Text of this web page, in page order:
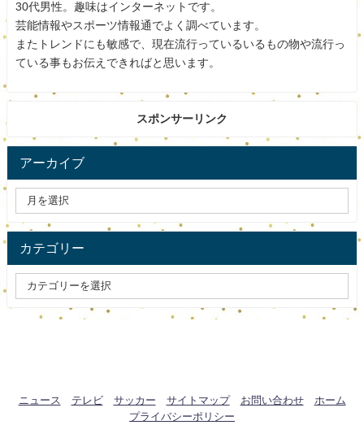
スポンサードリンク
30代男性。趣味はインターネットです。
芸能情報やスポーツ情報通でよく調べています。
またトレンドにも敏感で、現在流行っているいるもの物や流行っ
ている事もお伝えできればと思います。
スポンサーリンク
アーカイブ
カテゴリー
ニュース テレビ サッカー サイトマップ お問い合わせ
ホーム
プライバシーポリシー